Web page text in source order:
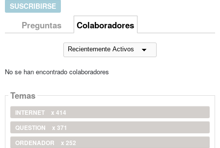
SUSCRIBIRSE
Preguntas Colaboradores
No se han encontrado colaboradores
Temas
INTERNET
x 414
QUESTION
x 371
ORDENADOR
x 252